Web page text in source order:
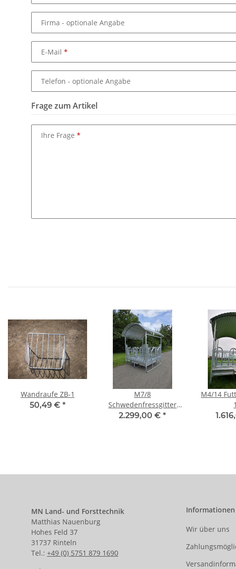
Firma - optionale Angabe
E-Mail
Telefon - optionale Angabe
Frage zum Artikel
Ihre Frage
Wandraufe ZB-1
50,49 € *
M7/8
Schwedenfressgitter
Raufe mit 8
2.299,00 € *
M4/14
MN Land- und Forsttechnik
Matthias Nauenburg
Hohes Feld 37
31737 Rinteln
Tel.: +49 (0) 5751 879 1690
Informationen
Wir über uns